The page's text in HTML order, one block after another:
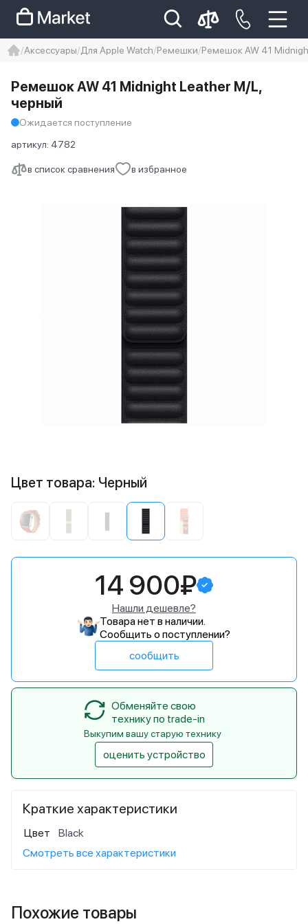
Iphone 14 pro max
айфон 14
Аксессуары Для Apple Watch Ремешки Ремешок AW 41
в список сравнения в избранное
Ремешок AW 41 Midnight Leather M/L,
черный
Ожидается поступление
артикул: 4782
Краткие характеристики
Цвет
Black
Смотреть все характеристики
Цвет товара: Черный
14 900₽
Нашли дешевле?
Товара нет в наличии.
Сообщить о поступлении?
сообщить
Обменяйте свою
технику по trade-in
Выкупим вашу старую технику
оценить устройство
Похожие товары